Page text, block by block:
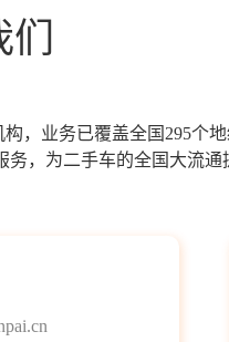
，业务已覆盖全国295个地
，为二手车的全国大流通